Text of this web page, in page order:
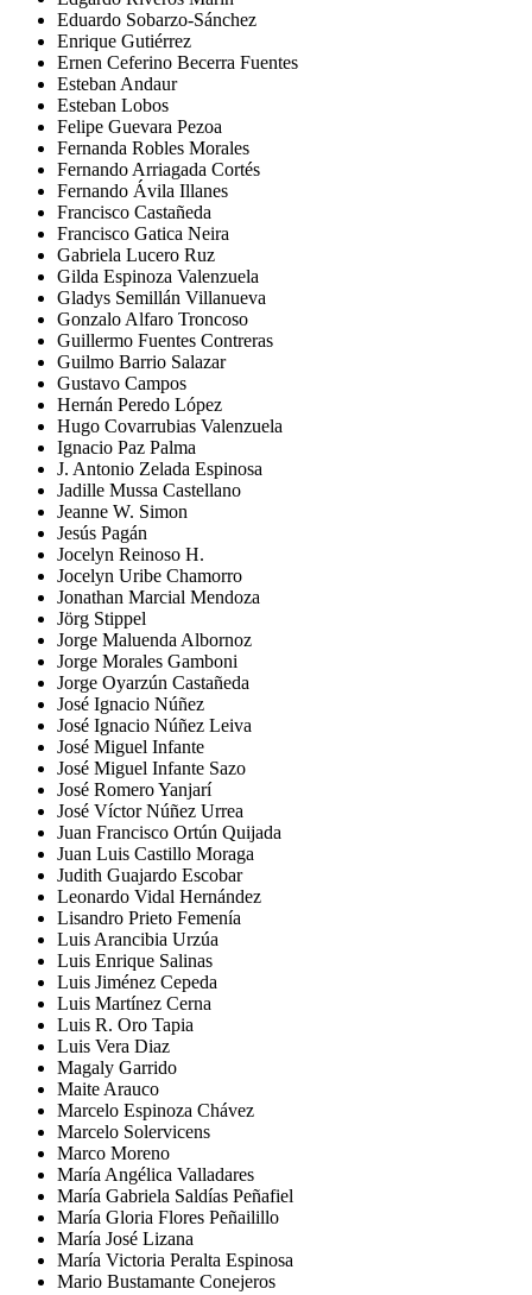
Eduardo Sobarzo-Sánchez
Enrique Gutiérrez
Ernen Ceferino Becerra Fuentes
Esteban Andaur
Esteban Lobos
Felipe Guevara Pezoa
Fernanda Robles Morales
Fernando Arriagada Cortés
Fernando Ávila Illanes
Francisco Castañeda
Francisco Gatica Neira
Gabriela Lucero Ruz
Gilda Espinoza Valenzuela
Gladys Semillán Villanueva
Gonzalo Alfaro Troncoso
Guillermo Fuentes Contreras
Guilmo Barrio Salazar
Gustavo Campos
Hernán Peredo López
Hugo Covarrubias Valenzuela
Ignacio Paz Palma
J. Antonio Zelada Espinosa
Jadille Mussa Castellano
Jeanne W. Simon
Jesús Pagán
Jocelyn Reinoso H.
Jocelyn Uribe Chamorro
Jonathan Marcial Mendoza
Jörg Stippel
Jorge Maluenda Albornoz
Jorge Morales Gamboni
Jorge Oyarzún Castañeda
José Ignacio Núñez
José Ignacio Núñez Leiva
José Miguel Infante
José Miguel Infante Sazo
José Romero Yanjarí
José Víctor Núñez Urrea
Juan Francisco Ortún Quijada
Juan Luis Castillo Moraga
Judith Guajardo Escobar
Leonardo Vidal Hernández
Lisandro Prieto Femenía
Luis Arancibia Urzúa
Luis Enrique Salinas
Luis Jiménez Cepeda
Luis Martínez Cerna
Luis R. Oro Tapia
Luis Vera Diaz
Magaly Garrido
Maite Arauco
Marcelo Espinoza Chávez
Marcelo Solervicens
Marco Moreno
María Angélica Valladares
María Gabriela Saldías Peñafiel
María Gloria Flores Peñailillo
María José Lizana
María Victoria Peralta Espinosa
Mario Bustamante Conejeros